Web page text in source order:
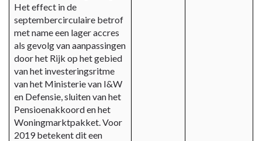
Het effect in de
septembercirculaire betrof
met name een lager accres
als gevolg van aanpassingen
door het Rijk op het gebied
van het investeringsritme
van het Ministerie van I&W
en Defensie, sluiten van het
Pensioenakkoord en het
Woningmarktpakket. Voor
2019 betekent dit een